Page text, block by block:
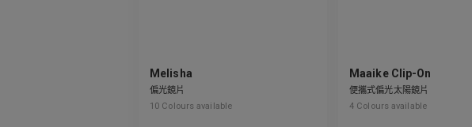
Melisha
偏光鏡片
10 Colours available
Maaike Clip-On
便攜式偏光太陽鏡片
4 Colours available